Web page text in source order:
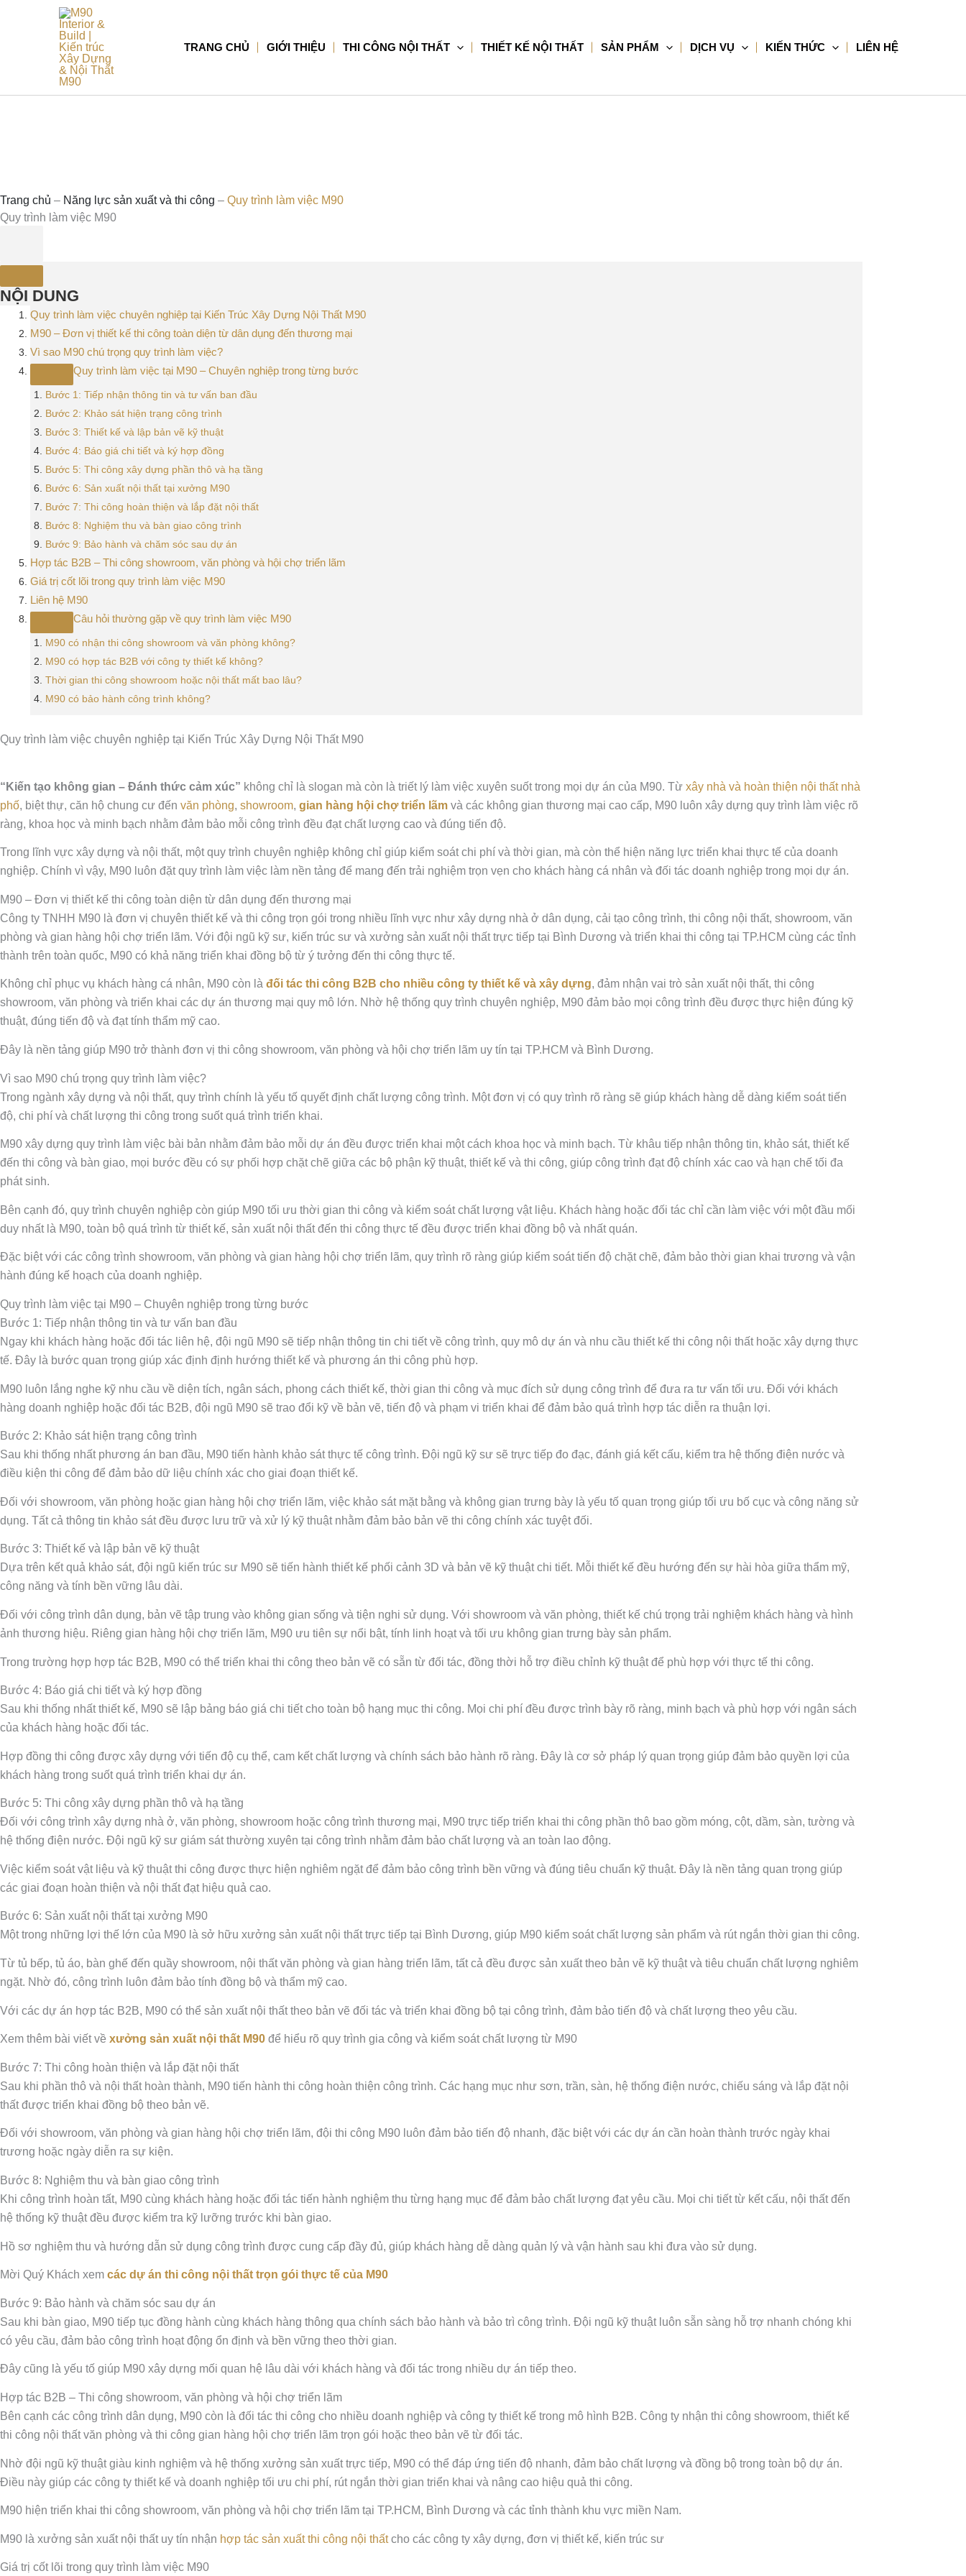
TRANG CHỦ GIỚI THIỆU THI CÔNG NỘI THẤT THIẾT KẾ NỘI THẤT SẢN PHẨM DỊCH VỤ KIẾN THỨC LIÊN HỆ
Trang chủ – Năng lực sản xuất và thi công – Quy trình làm việc M90
Quy trình làm việc M90
NỘI DUNG
Quy trình làm việc chuyên nghiệp tại Kiến Trúc Xây Dựng Nội Thất M90
M90 – Đơn vị thiết kế thi công toàn diện từ dân dụng đến thương mại
Vì sao M90 chú trọng quy trình làm việc?
Quy trình làm việc tại M90 – Chuyên nghiệp trong từng bước
Bước 1: Tiếp nhận thông tin và tư vấn ban đầu
Bước 2: Khảo sát hiện trạng công trình
Bước 3: Thiết kế và lập bản vẽ kỹ thuật
Bước 4: Báo giá chi tiết và ký hợp đồng
Bước 5: Thi công xây dựng phần thô và hạ tầng
Bước 6: Sản xuất nội thất tại xưởng M90
Bước 7: Thi công hoàn thiện và lắp đặt nội thất
Bước 8: Nghiệm thu và bàn giao công trình
Bước 9: Bảo hành và chăm sóc sau dự án
Hợp tác B2B – Thi công showroom, văn phòng và hội chợ triển lãm
Giá trị cốt lõi trong quy trình làm việc M90
Liên hệ M90
Câu hỏi thường gặp về quy trình làm việc M90
M90 có nhận thi công showroom và văn phòng không?
M90 có hợp tác B2B với công ty thiết kế không?
Thời gian thi công showroom hoặc nội thất mất bao lâu?
M90 có bảo hành công trình không?
Quy trình làm việc chuyên nghiệp tại Kiến Trúc Xây Dựng Nội Thất M90
“Kiến tạo không gian – Đánh thức cảm xúc” không chỉ là slogan mà còn là triết lý làm việc xuyên suốt trong mọi dự án của M90. Từ xây nhà và hoàn thiện nội thất nhà
phố, biệt thự, căn hộ chung cư đến văn phòng, showroom, gian hàng hội chợ triển lãm và các không gian thương mại cao cấp, M90 luôn xây dựng quy trình làm việc rõ
ràng, khoa học và minh bạch nhằm đảm bảo mỗi công trình đều đạt chất lượng cao và đúng tiến độ.
Trong lĩnh vực xây dựng và nội thất, một quy trình chuyên nghiệp không chỉ giúp kiểm soát chi phí và thời gian, mà còn thể hiện năng lực triển khai thực tế của doanh
nghiệp. Chính vì vậy, M90 luôn đặt quy trình làm việc làm nền tảng để mang đến trải nghiệm trọn vẹn cho khách hàng cá nhân và đối tác doanh nghiệp trong mọi dự án.
M90 – Đơn vị thiết kế thi công toàn diện từ dân dụng đến thương mại
Công ty TNHH M90 là đơn vị chuyên thiết kế và thi công trọn gói trong nhiều lĩnh vực như xây dựng nhà ở dân dụng, cải tạo công trình, thi công nội thất, showroom, văn
phòng và gian hàng hội chợ triển lãm. Với đội ngũ kỹ sư, kiến trúc sư và xưởng sản xuất nội thất trực tiếp tại Bình Dương và triển khai thi công tại TP.HCM cùng các tỉnh
thành trên toàn quốc, M90 có khả năng triển khai đồng bộ từ ý tưởng đến thi công thực tế.
Không chỉ phục vụ khách hàng cá nhân, M90 còn là đối tác thi công B2B cho nhiều công ty thiết kế và xây dựng, đảm nhận vai trò sản xuất nội thất, thi công
showroom, văn phòng và triển khai các dự án thương mại quy mô lớn. Nhờ hệ thống quy trình chuyên nghiệp, M90 đảm bảo mọi công trình đều được thực hiện đúng kỹ
thuật, đúng tiến độ và đạt tính thẩm mỹ cao.
Đây là nền tảng giúp M90 trở thành đơn vị thi công showroom, văn phòng và hội chợ triển lãm uy tín tại TP.HCM và Bình Dương.
Vì sao M90 chú trọng quy trình làm việc?
Trong ngành xây dựng và nội thất, quy trình chính là yếu tố quyết định chất lượng công trình. Một đơn vị có quy trình rõ ràng sẽ giúp khách hàng dễ dàng kiểm soát tiến
độ, chi phí và chất lượng thi công trong suốt quá trình triển khai.
M90 xây dựng quy trình làm việc bài bản nhằm đảm bảo mỗi dự án đều được triển khai một cách khoa học và minh bạch. Từ khâu tiếp nhận thông tin, khảo sát, thiết kế
đến thi công và bàn giao, mọi bước đều có sự phối hợp chặt chẽ giữa các bộ phận kỹ thuật, thiết kế và thi công, giúp công trình đạt độ chính xác cao và hạn chế tối đa
phát sinh.
Bên cạnh đó, quy trình chuyên nghiệp còn giúp M90 tối ưu thời gian thi công và kiểm soát chất lượng vật liệu. Khách hàng hoặc đối tác chỉ cần làm việc với một đầu mối
duy nhất là M90, toàn bộ quá trình từ thiết kế, sản xuất nội thất đến thi công thực tế đều được triển khai đồng bộ và nhất quán.
Đặc biệt với các công trình showroom, văn phòng và gian hàng hội chợ triển lãm, quy trình rõ ràng giúp kiểm soát tiến độ chặt chẽ, đảm bảo thời gian khai trương và vận
hành đúng kế hoạch của doanh nghiệp.
Quy trình làm việc tại M90 – Chuyên nghiệp trong từng bước
Bước 1: Tiếp nhận thông tin và tư vấn ban đầu
Ngay khi khách hàng hoặc đối tác liên hệ, đội ngũ M90 sẽ tiếp nhận thông tin chi tiết về công trình, quy mô dự án và nhu cầu thiết kế thi công nội thất hoặc xây dựng thực
tế. Đây là bước quan trọng giúp xác định định hướng thiết kế và phương án thi công phù hợp.
M90 luôn lắng nghe kỹ nhu cầu về diện tích, ngân sách, phong cách thiết kế, thời gian thi công và mục đích sử dụng công trình để đưa ra tư vấn tối ưu. Đối với khách
hàng doanh nghiệp hoặc đối tác B2B, đội ngũ M90 sẽ trao đổi kỹ về bản vẽ, tiến độ và phạm vi triển khai để đảm bảo quá trình hợp tác diễn ra thuận lợi.
Bước 2: Khảo sát hiện trạng công trình
Sau khi thống nhất phương án ban đầu, M90 tiến hành khảo sát thực tế công trình. Đội ngũ kỹ sư sẽ trực tiếp đo đạc, đánh giá kết cấu, kiểm tra hệ thống điện nước và
điều kiện thi công để đảm bảo dữ liệu chính xác cho giai đoạn thiết kế.
Đối với showroom, văn phòng hoặc gian hàng hội chợ triển lãm, việc khảo sát mặt bằng và không gian trưng bày là yếu tố quan trọng giúp tối ưu bố cục và công năng sử
dụng. Tất cả thông tin khảo sát đều được lưu trữ và xử lý kỹ thuật nhằm đảm bảo bản vẽ thi công chính xác tuyệt đối.
Bước 3: Thiết kế và lập bản vẽ kỹ thuật
Dựa trên kết quả khảo sát, đội ngũ kiến trúc sư M90 sẽ tiến hành thiết kế phối cảnh 3D và bản vẽ kỹ thuật chi tiết. Mỗi thiết kế đều hướng đến sự hài hòa giữa thẩm mỹ,
công năng và tính bền vững lâu dài.
Đối với công trình dân dụng, bản vẽ tập trung vào không gian sống và tiện nghi sử dụng. Với showroom và văn phòng, thiết kế chú trọng trải nghiệm khách hàng và hình
ảnh thương hiệu. Riêng gian hàng hội chợ triển lãm, M90 ưu tiên sự nổi bật, tính linh hoạt và tối ưu không gian trưng bày sản phẩm.
Trong trường hợp hợp tác B2B, M90 có thể triển khai thi công theo bản vẽ có sẵn từ đối tác, đồng thời hỗ trợ điều chỉnh kỹ thuật để phù hợp với thực tế thi công.
Bước 4: Báo giá chi tiết và ký hợp đồng
Sau khi thống nhất thiết kế, M90 sẽ lập bảng báo giá chi tiết cho toàn bộ hạng mục thi công. Mọi chi phí đều được trình bày rõ ràng, minh bạch và phù hợp với ngân sách
của khách hàng hoặc đối tác.
Hợp đồng thi công được xây dựng với tiến độ cụ thể, cam kết chất lượng và chính sách bảo hành rõ ràng. Đây là cơ sở pháp lý quan trọng giúp đảm bảo quyền lợi của
khách hàng trong suốt quá trình triển khai dự án.
Bước 5: Thi công xây dựng phần thô và hạ tầng
Đối với công trình xây dựng nhà ở, văn phòng, showroom hoặc công trình thương mại, M90 trực tiếp triển khai thi công phần thô bao gồm móng, cột, dầm, sàn, tường và
hệ thống điện nước. Đội ngũ kỹ sư giám sát thường xuyên tại công trình nhằm đảm bảo chất lượng và an toàn lao động.
Việc kiểm soát vật liệu và kỹ thuật thi công được thực hiện nghiêm ngặt để đảm bảo công trình bền vững và đúng tiêu chuẩn kỹ thuật. Đây là nền tảng quan trọng giúp
các giai đoạn hoàn thiện và nội thất đạt hiệu quả cao.
Bước 6: Sản xuất nội thất tại xưởng M90
Một trong những lợi thế lớn của M90 là sở hữu xưởng sản xuất nội thất trực tiếp tại Bình Dương, giúp M90 kiểm soát chất lượng sản phẩm và rút ngắn thời gian thi công.
Từ tủ bếp, tủ áo, bàn ghế đến quầy showroom, nội thất văn phòng và gian hàng triển lãm, tất cả đều được sản xuất theo bản vẽ kỹ thuật và tiêu chuẩn chất lượng nghiêm
ngặt. Nhờ đó, công trình luôn đảm bảo tính đồng bộ và thẩm mỹ cao.
Với các dự án hợp tác B2B, M90 có thể sản xuất nội thất theo bản vẽ đối tác và triển khai đồng bộ tại công trình, đảm bảo tiến độ và chất lượng theo yêu cầu.
Xem thêm bài viết về xưởng sản xuất nội thất M90 để hiểu rõ quy trình gia công và kiểm soát chất lượng từ M90
Bước 7: Thi công hoàn thiện và lắp đặt nội thất
Sau khi phần thô và nội thất hoàn thành, M90 tiến hành thi công hoàn thiện công trình. Các hạng mục như sơn, trần, sàn, hệ thống điện nước, chiếu sáng và lắp đặt nội
thất được triển khai đồng bộ theo bản vẽ.
Đối với showroom, văn phòng và gian hàng hội chợ triển lãm, đội thi công M90 luôn đảm bảo tiến độ nhanh, đặc biệt với các dự án cần hoàn thành trước ngày khai
trương hoặc ngày diễn ra sự kiện.
Bước 8: Nghiệm thu và bàn giao công trình
Khi công trình hoàn tất, M90 cùng khách hàng hoặc đối tác tiến hành nghiệm thu từng hạng mục để đảm bảo chất lượng đạt yêu cầu. Mọi chi tiết từ kết cấu, nội thất đến
hệ thống kỹ thuật đều được kiểm tra kỹ lưỡng trước khi bàn giao.
Hồ sơ nghiệm thu và hướng dẫn sử dụng công trình được cung cấp đầy đủ, giúp khách hàng dễ dàng quản lý và vận hành sau khi đưa vào sử dụng.
Mời Quý Khách xem các dự án thi công nội thất trọn gói thực tế của M90
Bước 9: Bảo hành và chăm sóc sau dự án
Sau khi bàn giao, M90 tiếp tục đồng hành cùng khách hàng thông qua chính sách bảo hành và bảo trì công trình. Đội ngũ kỹ thuật luôn sẵn sàng hỗ trợ nhanh chóng khi
có yêu cầu, đảm bảo công trình hoạt động ổn định và bền vững theo thời gian.
Đây cũng là yếu tố giúp M90 xây dựng mối quan hệ lâu dài với khách hàng và đối tác trong nhiều dự án tiếp theo.
Hợp tác B2B – Thi công showroom, văn phòng và hội chợ triển lãm
Bên cạnh các công trình dân dụng, M90 còn là đối tác thi công cho nhiều doanh nghiệp và công ty thiết kế trong mô hình B2B. Công ty nhận thi công showroom, thiết kế
thi công nội thất văn phòng và thi công gian hàng hội chợ triển lãm trọn gói hoặc theo bản vẽ từ đối tác.
Nhờ đội ngũ kỹ thuật giàu kinh nghiệm và hệ thống xưởng sản xuất trực tiếp, M90 có thể đáp ứng tiến độ nhanh, đảm bảo chất lượng và đồng bộ trong toàn bộ dự án.
Điều này giúp các công ty thiết kế và doanh nghiệp tối ưu chi phí, rút ngắn thời gian triển khai và nâng cao hiệu quả thi công.
M90 hiện triển khai thi công showroom, văn phòng và hội chợ triển lãm tại TP.HCM, Bình Dương và các tỉnh thành khu vực miền Nam.
M90 là xưởng sản xuất nội thất uy tín nhận hợp tác sản xuất thi công nội thấtcho các công ty xây dựng, đơn vị thiết kế, kiến trúc sư
Giá trị cốt lõi trong quy trình làm việc M90